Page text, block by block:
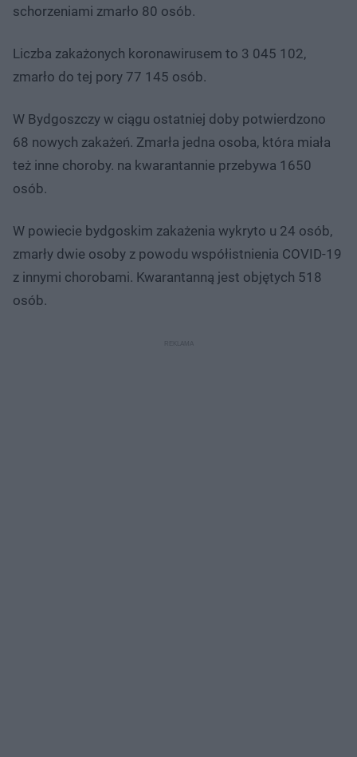
schorzeniami zmarło 80 osób.
Liczba zakażonych koronawirusem to 3 045 102,
zmarło do tej pory 77 145 osób.
W Bydgoszczy w ciągu ostatniej doby potwierdzono
68 nowych zakażeń. Zmarła jedna osoba, która miała
też inne choroby. na kwarantannie przebywa 1650
osób.
W powiecie bydgoskim zakażenia wykryto u 24 osób,
zmarły dwie osoby z powodu współistnienia COVID-19
z innymi chorobami. Kwarantanną jest objętych 518
osób.